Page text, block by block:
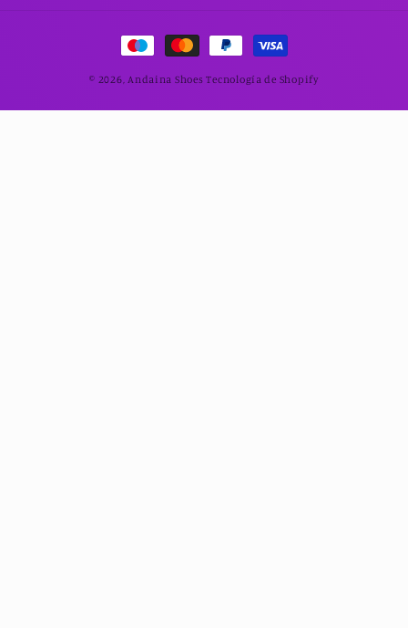
Formas
de
pago
© 2026,Andaina Shoes Tecnología de Shopify